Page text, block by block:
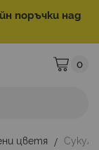
поръчки над
Моята
0
цветя